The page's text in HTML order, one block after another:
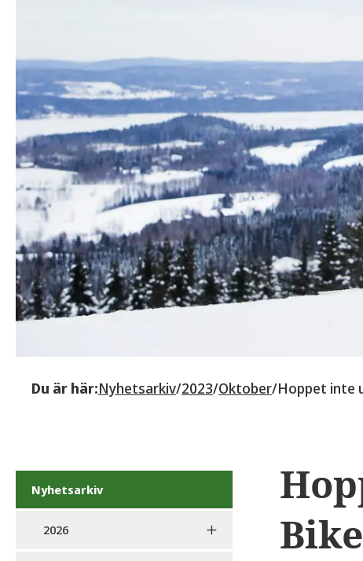
Du är här:Nyhetsarkiv/2023/Oktober/Hoppet inte
Nyhetsarkiv
2026
Bike